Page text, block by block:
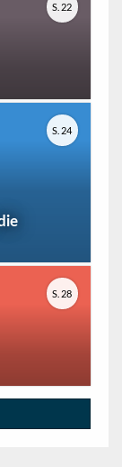
S. 22
S. 24
S. 28